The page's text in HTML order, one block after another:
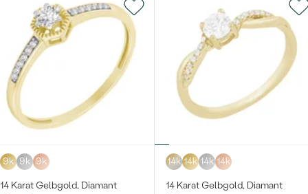
9k 9k 9k
14 Karat Gelbgold, Diamant
14k 14k 14k 14k
14 Karat Gelbgold, Diamant